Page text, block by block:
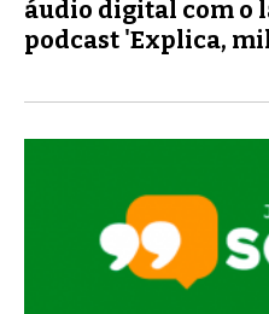
áudio digital com o
podcast 'Explica,